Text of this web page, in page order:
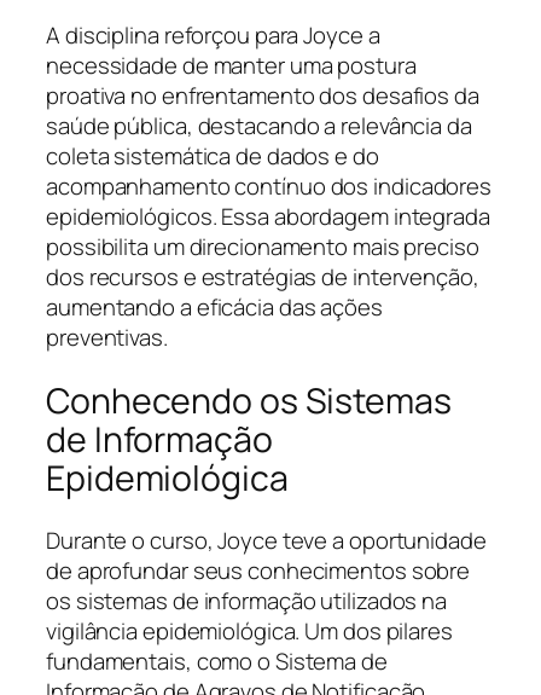
A disciplina reforçou para Joyce a
necessidade de manter uma postura
proativa no enfrentamento dos desafios da
saúde pública, destacando a relevância da
coleta sistemática de dados e do
acompanhamento contínuo dos indicadores
epidemiológicos. Essa abordagem integrada
possibilita um direcionamento mais preciso
dos recursos e estratégias de intervenção,
aumentando a eficácia das ações
preventivas.
Conhecendo os Sistemas
de Informação
Epidemiológica
Durante o curso, Joyce teve a oportunidade
de aprofundar seus conhecimentos sobre
os sistemas de informação utilizados na
vigilância epidemiológica. Um dos pilares
fundamentais, como o Sistema de